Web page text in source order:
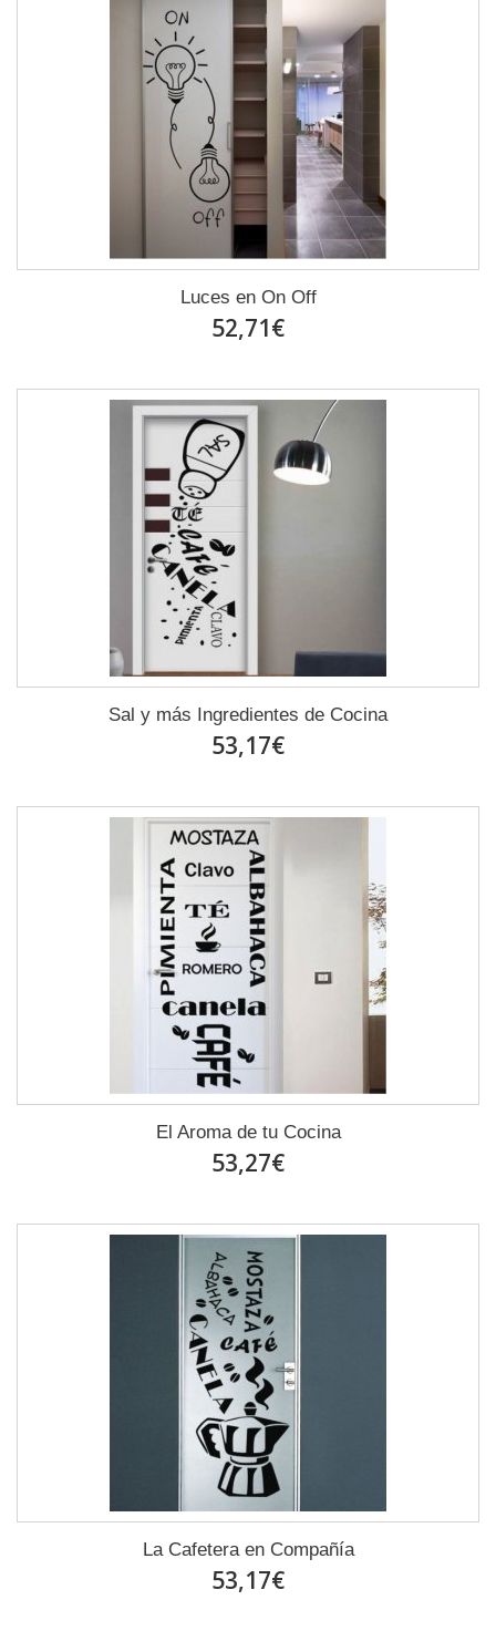
Luces en On Off
52,71€
Sal y más Ingredientes de Cocina
53,17€
El Aroma de tu Cocina
53,27€
La Cafetera en Compañía
53,17€